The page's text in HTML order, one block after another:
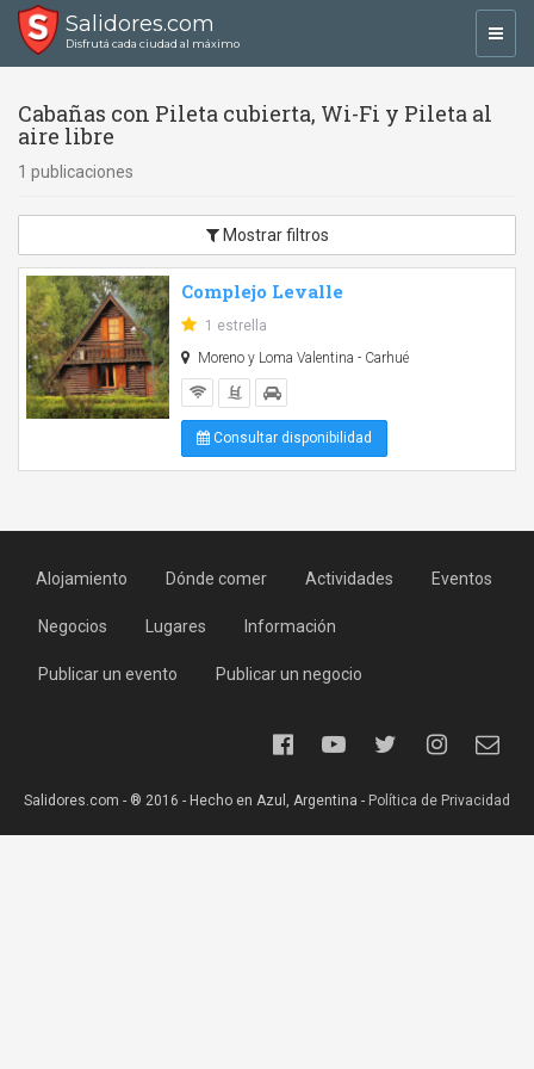
Salidores.com
Disfrutá cada ciudad al máximo
Cabañas con Pileta cubierta, Wi-Fi y Pileta al
aire libre
1 publicaciones
Mostrar filtros
Complejo Levalle
1 estrella
Moreno y Loma Valentina - Carhué
Consultar disponibilidad
Alojamiento Dónde comer Actividades Eventos
Negocios Lugares Información
Publicar un evento Publicar un negocio
Salidores.com - ® 2016 - Hecho en Azul, Argentina - Política de Privacidad